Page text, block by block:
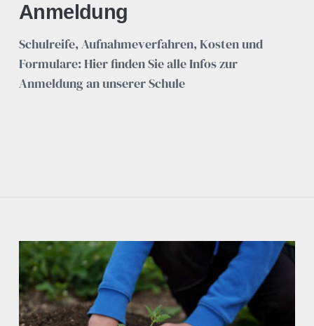
Anmeldung
Schulreife, Aufnahmeverfahren, Kosten und
Formulare: Hier finden Sie alle Infos zur
Anmeldung an unserer Schule